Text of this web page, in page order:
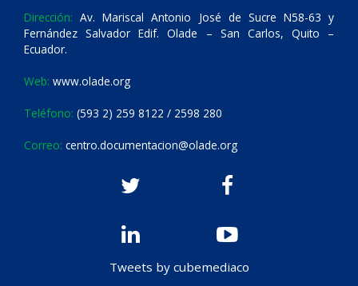
Dirección: Av. Mariscal Antonio José de Sucre N58-63 y
Fernández Salvador Edif. Olade – San Carlos, Quito –
Ecuador.
Web: www.olade.org
Teléfono: (593 2) 259 8122 / 2598 280
Correo: centro.documentacion@olade.org
Tweets by cubemediaco